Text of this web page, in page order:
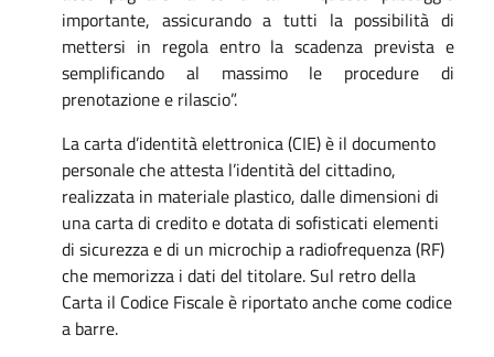
importante, assicurando a tutti la possibilità di
mettersi in regola entro la scadenza prevista e
semplificando al massimo le procedure di
prenotazione e rilascio”.
La carta d’identità elettronica (CIE) è il documento
personale che attesta l’identità del cittadino,
realizzata in materiale plastico, dalle dimensioni di
una carta di credito e dotata di sofisticati elementi
di sicurezza e di un microchip a radiofrequenza (RF)
che memorizza i dati del titolare. Sul retro della
Carta il Codice Fiscale è riportato anche come codice
a barre.